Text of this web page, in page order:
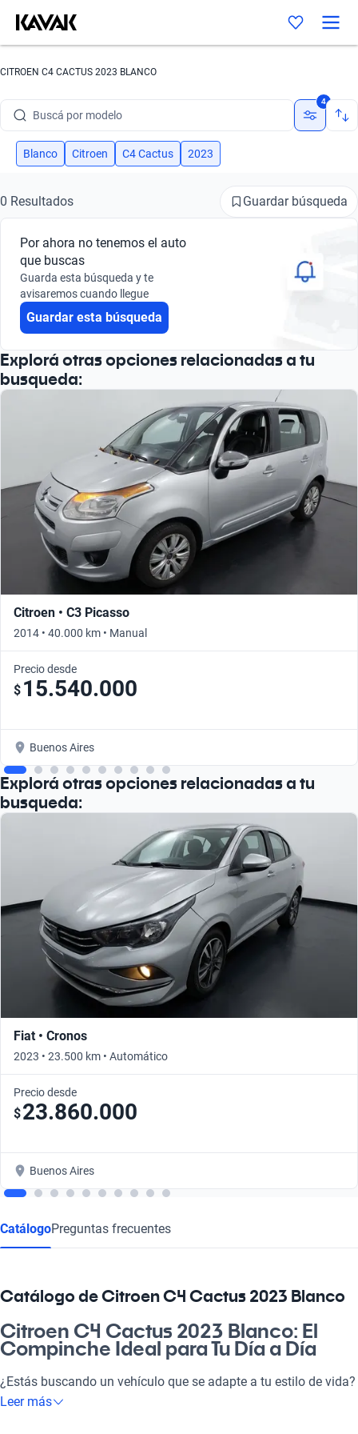
CITROEN C4 CACTUS 2023 BLANCO
Buscá por modelo
Buscá por versión
Buscá por marca
Buscá por modelo
Buscá por versión
4
Blanco Citroen C4 Cactus 2023
0 Resultados Guardar búsqueda
Por ahora no tenemos el auto
que buscas
Guarda esta búsqueda y te
avisaremos cuando llegue
Guardar esta búsqueda
Explorá otras opciones relacionadas a tu
busqueda:
Citroen • C3 Picasso
2014 • 40.000 km • Manual
Precio desde
$ 15.540.000
Buenos Aires
Explorá otras opciones relacionadas a tu
busqueda:
Fiat • Cronos
2023 • 23.500 km • Automático
Precio desde
$23.860.000
Buenos Aires
CatálogoPreguntas frecuentes
Catálogo de Citroen C4 Cactus 2023 Blanco
Citroen C4 Cactus 2023 Blanco: El
Compinche Ideal para Tu Día a Día
¿Estás buscando un vehículo que se adapte a tu estilo de vida?
El Citroen C4 Cactus 2023 Blanco es la respuesta perfecta.
Leer más